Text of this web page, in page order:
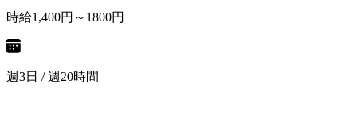
時給1,400円～1800円
週3日 / 週20時間